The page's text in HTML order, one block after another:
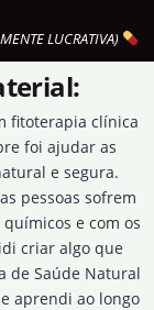
LUCRATIVA)
fitoterapia clínica
foi ajudar as
e segura.
pessoas sofrem
e com os
criar algo que
de Saúde Natural
aprendi ao longo